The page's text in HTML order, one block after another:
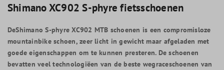
Shimano XC902 S-phyre fietsschoenen
DeShimano S-phyre XC902 MTB schoenen is een compromisloze
mountainbike schoen, zeer licht in gewicht maar afgeladen met
goede eigenschappen om te kunnen presteren. De schoenen
bevatten veel technologiëen van de beste wegraceschoenen van